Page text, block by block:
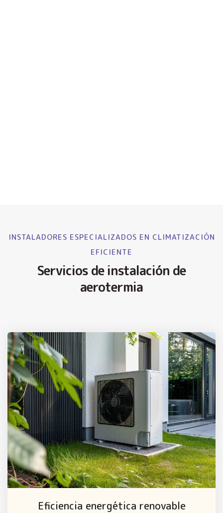
INSTALADORES ESPECIALIZADOS EN CLIMATIZACIÓN
EFICIENTE
Servicios de instalación de
aerotermia
Eficiencia energética renovable